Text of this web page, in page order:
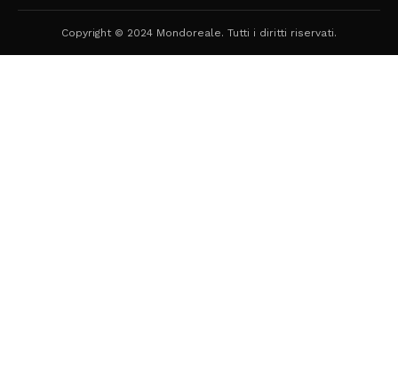
Copyright © 2024 Mondoreale. Tutti i diritti riservati.